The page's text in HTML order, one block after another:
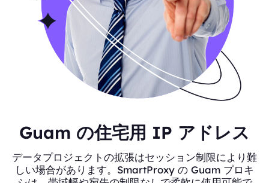
Guam の住宅用 IP アドレス
データプロジェクトの拡張はセッション制限により難
しい場合があります。SmartProxy の Guam プロキ